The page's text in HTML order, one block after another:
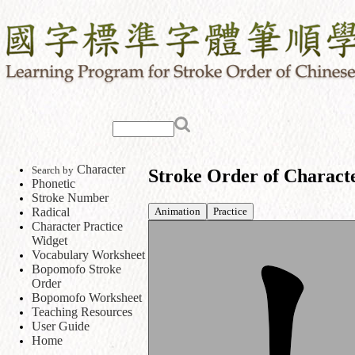
Search by Character
Phonetic
Stroke Number
Radical
Character Practice
Widget
Vocabulary Worksheet
Bopomofo Stroke
Order
Bopomofo Worksheet
Teaching Resources
User Guide
Home
Stroke Order of
Animation Practice